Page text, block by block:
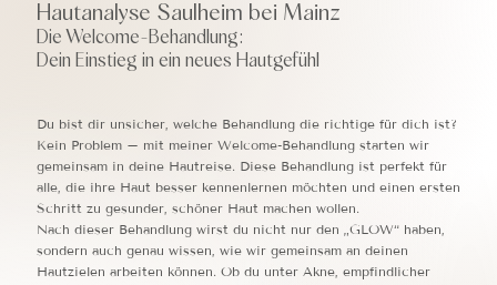
Hautanalyse Saulheim bei Mainz
Die Welcome-Behandlung:
Dein Einstieg in ein neues Hautgefühl
Du bist dir unsicher, welche Behandlung die richtige für dich ist?
Kein Problem – mit meiner Welcome-Behandlung starten wir
gemeinsam in deine Hautreise. Diese Behandlung ist perfekt für
alle, die ihre Haut besser kennenlernen möchten und einen ersten
Schritt zu gesunder, schöner Haut machen wollen.
Nach dieser Behandlung wirst du nicht nur den „GLOW“ haben,
sondern auch genau wissen, wie wir gemeinsam an deinen
Hautzielen arbeiten können. Ob du unter Akne, empfindlicher